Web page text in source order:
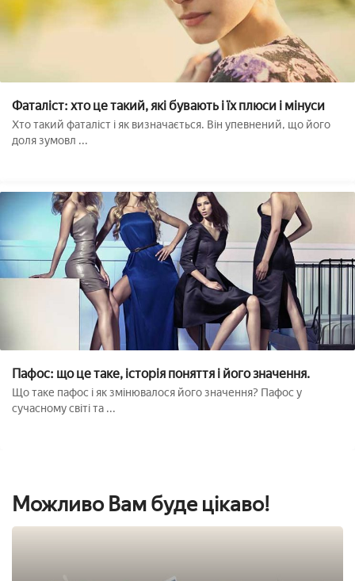
Фаталіст: хто це такий, які бувають і їх плюси і мінуси
Хто такий фаталіст і як визначається. Він упевнений, що його
доля зумовл ...
Пафос: що це таке, історія поняття і його значення.
Що таке пафос і як змінювалося його значення? Пафос у
сучасному світі та ...
Можливо Вам буде цікаво!